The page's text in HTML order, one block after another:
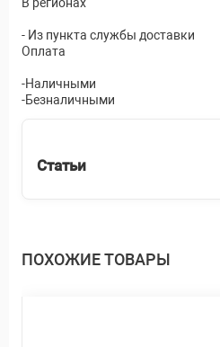
- Из пункта службы доставки
Оплата
-Наличными
-Безналичными
Статьи
ПОХОЖИЕ ТОВАРЫ